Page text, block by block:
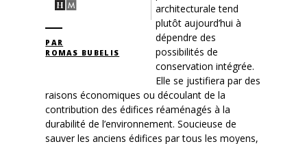
PAR
ROMAS BUBELIS
architecturale tend
plutôt aujourd’hui à
dépendre des
possibilités de
conservation intégrée.
Elle se justifiera par des
raisons économiques ou découlant de la
contribution des édifices réaménagés à la
durabilité de l’environnement. Soucieuse de
sauver les anciens édifices par tous les moyens,